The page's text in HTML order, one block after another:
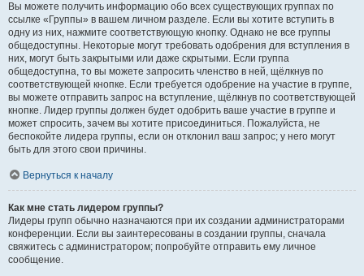
Вы можете получить информацию обо всех существующих группах по
ссылке «Группы» в вашем личном разделе. Если вы хотите вступить в
одну из них, нажмите соответствующую кнопку. Однако не все группы
общедоступны. Некоторые могут требовать одобрения для вступления в
них, могут быть закрытыми или даже скрытыми. Если группа
общедоступна, то вы можете запросить членство в ней, щёлкнув по
соответствующей кнопке. Если требуется одобрение на участие в группе,
вы можете отправить запрос на вступление, щёлкнув по соответствующей
кнопке. Лидер группы должен будет одобрить ваше участие в группе и
может спросить, зачем вы хотите присоединиться. Пожалуйста, не
беспокойте лидера группы, если он отклонил ваш запрос; у него могут
быть для этого свои причины.
Вернуться к началу
Как мне стать лидером группы?
Лидеры групп обычно назначаются при их создании администраторами
конференции. Если вы заинтересованы в создании группы, сначала
свяжитесь с администратором; попробуйте отправить ему личное
сообщение.